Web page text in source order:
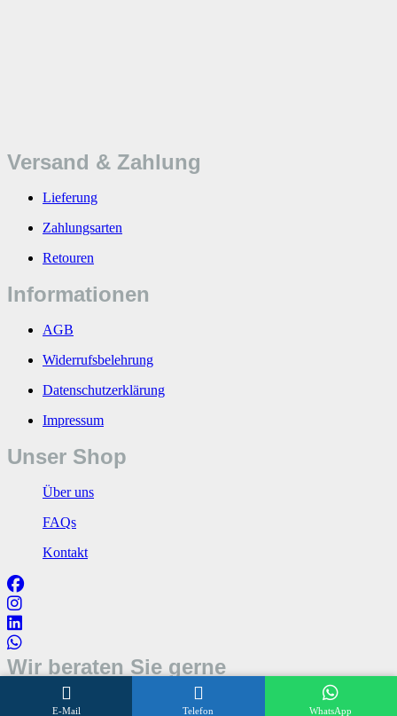
Versand & Zahlung
Lieferung
Zahlungsarten
Retouren
Informationen
AGB
Widerrufsbelehrung
Datenschutzerklärung
Impressum
Unser Shop
Über uns
FAQs
Kontakt
Wir beraten Sie gerne
Öffnungszeiten
E-Mail Telefon WhatsApp